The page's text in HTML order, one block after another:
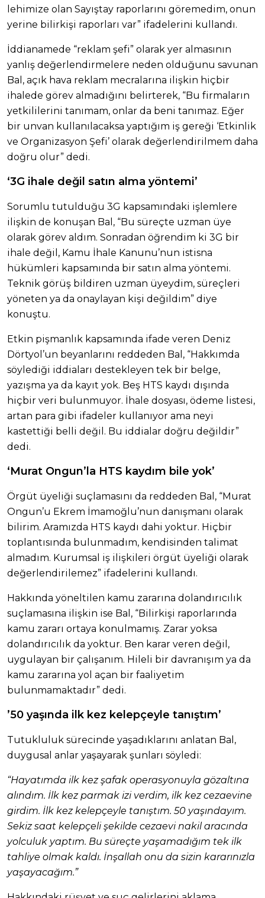
lehimize olan Sayıştay raporlarını göremedim, onun
yerine bilirkişi raporları var” ifadelerini kullandı.
İddianamede “reklam şefi” olarak yer almasının
yanlış değerlendirmelere neden olduğunu savunan
Bal, açık hava reklam mecralarına ilişkin hiçbir
ihalede görev almadığını belirterek, “Bu firmaların
yetkililerini tanımam, onlar da beni tanımaz. Eğer
bir unvan kullanılacaksa yaptığım iş gereği ‘Etkinlik
ve Organizasyon Şefi’ olarak değerlendirilmem daha
doğru olur” dedi.
‘3G ihale değil satın alma yöntemi’
Sorumlu tutulduğu 3G kapsamındaki işlemlere
ilişkin de konuşan Bal, “Bu süreçte uzman üye
olarak görev aldım. Sonradan öğrendim ki 3G bir
ihale değil, Kamu İhale Kanunu’nun istisna
hükümleri kapsamında bir satın alma yöntemi.
Teknik görüş bildiren uzman üyeydim, süreçleri
yöneten ya da onaylayan kişi değildim” diye
konuştu.
Etkin pişmanlık kapsamında ifade veren Deniz
Dörtyol’un beyanlarını reddeden Bal, “Hakkımda
söylediği iddiaları destekleyen tek bir belge,
yazışma ya da kayıt yok. Beş HTS kaydı dışında
hiçbir veri bulunmuyor. İhale dosyası, ödeme listesi,
artan para gibi ifadeler kullanıyor ama neyi
kastettiği belli değil. Bu iddialar doğru değildir”
dedi.
‘Murat Ongun’la HTS kaydım bile yok’
Örgüt üyeliği suçlamasını da reddeden Bal, “Murat
Ongun’u Ekrem İmamoğlu’nun danışmanı olarak
bilirim. Aramızda HTS kaydı dahi yoktur. Hiçbir
toplantısında bulunmadım, kendisinden talimat
almadım. Kurumsal iş ilişkileri örgüt üyeliği olarak
değerlendirilemez” ifadelerini kullandı.
Hakkında yöneltilen kamu zararına dolandırıcılık
suçlamasına ilişkin ise Bal, “Bilirkişi raporlarında
kamu zararı ortaya konulmamış. Zarar yoksa
dolandırıcılık da yoktur. Ben karar veren değil,
uygulayan bir çalışanım. Hileli bir davranışım ya da
kamu zararına yol açan bir faaliyetim
bulunmamaktadır” dedi.
’50 yaşında ilk kez kelepçeyle tanıştım’
Tutukluluk sürecinde yaşadıklarını anlatan Bal,
duygusal anlar yaşayarak şunları söyledi:
“Hayatımda ilk kez şafak operasyonuyla gözaltına
alındım. İlk kez parmak izi verdim, ilk kez cezaevine
girdim. İlk kez kelepçeyle tanıştım. 50 yaşındayım.
Sekiz saat kelepçeli şekilde cezaevi nakil aracında
yolculuk yaptım. Bu süreçte yaşamadığım tek ilk
tahliye olmak kaldı. İnşallah onu da sizin kararınızla
yaşayacağım.”